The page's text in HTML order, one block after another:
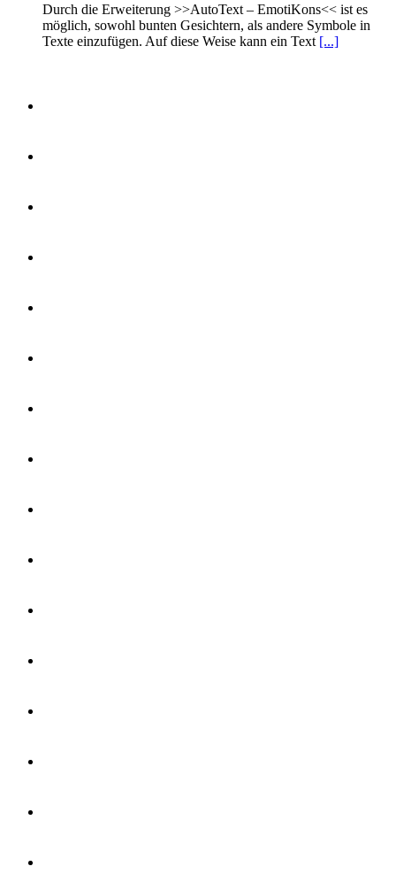
Durch die Erweiterung >>AutoText – EmotiKons<< ist es
möglich, sowohl bunten Gesichtern, als andere Symbole in
Texte einzufügen. Auf diese Weise kann ein Text [...]